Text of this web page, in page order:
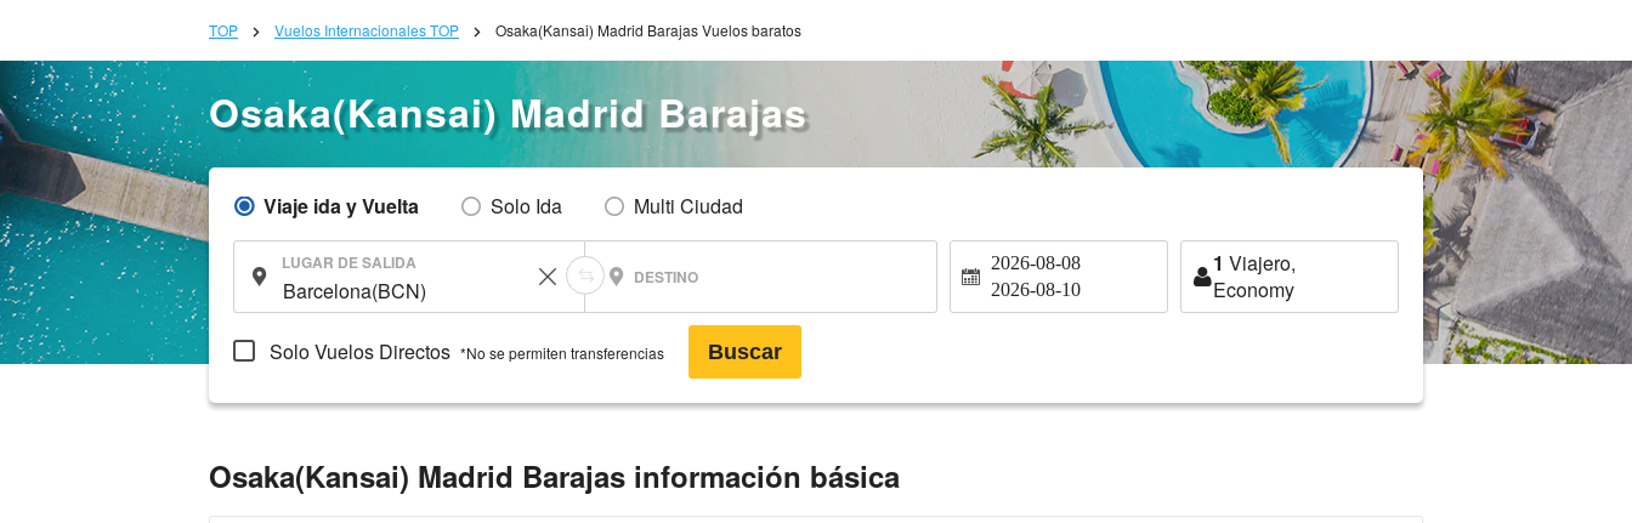
TOP Vuelos Internacionales TOP Osaka(Kansai) Madrid Barajas Vuelos baratos
Osaka(Kansai) Madrid Barajas
Viaje ida y Vuelta Solo Ida Multi Ciudad
LUGAR DE SALIDA
DESTINO
2026-08-08
2026-08-10
1 Viajero,
Economy
Solo Vuelos Directos *No se permiten transferencias Buscar
Osaka(Kansai) Madrid Barajas información básica